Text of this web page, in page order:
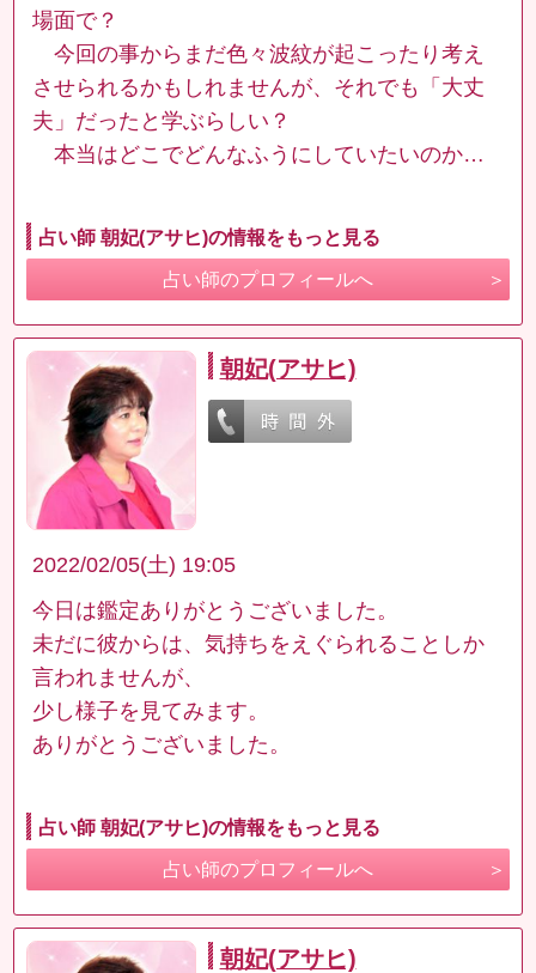
場面で？
今回の事からまだ色々波紋が起こったり考え
させられるかもしれませんが、それでも「大丈
夫」だったと学ぶらしい？
本当はどこでどんなふうにしていたいのか…
占い師 朝妃(アサヒ)の情報をもっと見る
占い師のプロフィールへ
朝妃(アサヒ)
2022/02/05(土) 19:05
今日は鑑定ありがとうございました。
未だに彼からは、気持ちをえぐられることしか
言われませんが、
少し様子を見てみます。
ありがとうございました。
占い師 朝妃(アサヒ)の情報をもっと見る
占い師のプロフィールへ
朝妃(アサヒ)